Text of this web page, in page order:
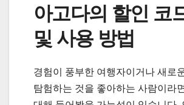
아고다의 할인 코
및 사용 방법
경험이 풍부한 여행자이거나 새로
탐험하는 것을 좋아하는 사람이라